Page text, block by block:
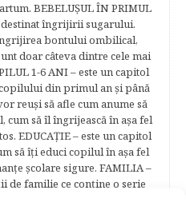
BEBELUŞUL ÎN PRIMUL
destinat îngrijirii sugarului.
bontului ombilical,
doar câteva dintre cele mai
1-6 ANI – este un capitol
din primul an şi până
reuşi să afle cum anume să
cum să îl îngrijească în aşa fel
EDUCAŢIE – este un capitol
să îţi educi copilul în aşa fel
şcolare sigure. FAMILIA –
de familie ce conţine o serie